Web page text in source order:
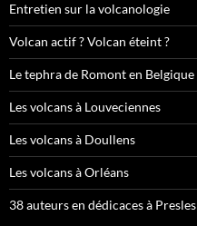
Entretien sur la volcanologie
Volcan actif ? Volcan éteint ?
Le tephra de Romont en Belgique
Les volcans à Louveciennes
Les volcans à Doullens
Les volcans à Orléans
38 auteurs en dédicaces à Presles